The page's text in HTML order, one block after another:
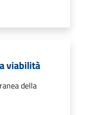
viabilità
della